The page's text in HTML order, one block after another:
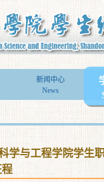
新闻中心
News
学与工程学院学生